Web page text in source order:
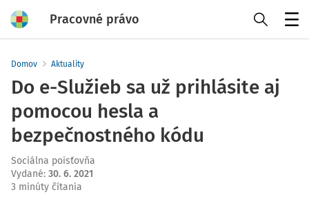
Pracovné právo
Domov Aktuality
Do e-Služieb sa už prihlásite aj
pomocou hesla a
bezpečnostného kódu
Sociálna poisťovňa
Vydané: 30. 6. 2021
3 minúty čítania